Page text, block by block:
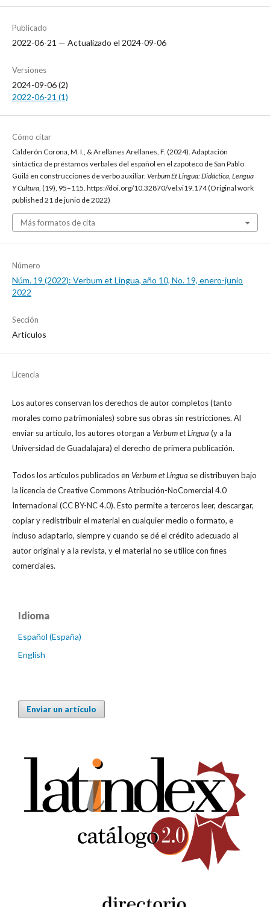
Publicado
2022-06-21 — Actualizado el 2024-09-06
Versiones
2024-09-06 (2)
2022-06-21 (1)
Cómo citar
Calderón Corona, M. I., & Arellanes Arellanes, F. (2024). Adaptación
sintáctica de préstamos verbales del español en el zapoteco de San Pablo
Güilá en construcciones de verbo auxiliar. Verbum Et Lingua: Didáctica, Lengua
Y Cultura, (19), 95–115. https://doi.org/10.32870/vel.vi19.174 (Original work
published 21 de junio de 2022)
Más formatos de cita
Número
Núm. 19 (2022): Verbum et Lingua, año 10, No. 19, enero-junio
2022
Sección
Artículos
Licencia
Los autores conservan los derechos de autor completos (tanto
morales como patrimoniales) sobre sus obras sin restricciones. Al
enviar su artículo, los autores otorgan a Verbum et Lingua (y a la
Universidad de Guadalajara) el derecho de primera publicación.
Todos los artículos publicados en Verbum et Lingua se distribuyen bajo
la licencia de Creative Commons Atribución-NoComercial 4.0
Internacional (CC BY-NC 4.0). Esto permite a terceros leer, descargar,
copiar y redistribuir el material en cualquier medio o formato, e
incluso adaptarlo, siempre y cuando se dé el crédito adecuado al
autor original y a la revista, y el material no se utilice con fines
comerciales.
Idioma
Español (España)
English
Enviar un artículo